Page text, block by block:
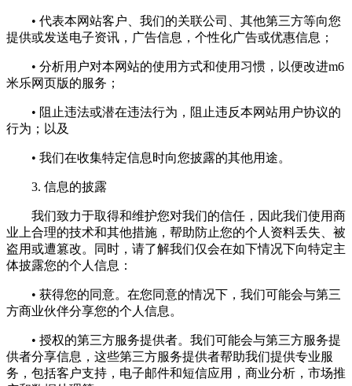
• 代表本网站客户、我们的关联公司、其他第三方等向您
提供或发送电子资讯，广告信息，个性化广告或优惠信息；
• 分析用户对本网站的使用方式和使用习惯，以便改进m6
米乐网页版的服务；
• 阻止违法或潜在违法行为，阻止违反本网站用户协议的
行为；以及
• 我们在收集特定信息时向您披露的其他用途。
3. 信息的披露
我们致力于取得和维护您对我们的信任，因此我们使用商
业上合理的技术和其他措施，帮助防止您的个人资料丢失、被
盗用或遭篡改。同时，请了解我们仅会在如下情况下向特定主
体披露您的个人信息：
• 获得您的同意。在您同意的情况下，我们可能会与第三
方商业伙伴分享您的个人信息。
• 授权的第三方服务提供者。我们可能会与第三方服务提
供者分享信息，这些第三方服务提供者帮助我们提供专业服
务，包括客户支持，电子邮件和短信应用，商业分析，市场推